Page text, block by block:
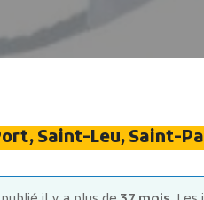
Saint-Leu, Saint-